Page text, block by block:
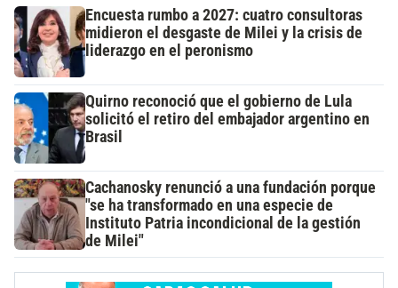
Encuesta rumbo a 2027: cuatro consultoras
midieron el desgaste de Milei y la crisis de
liderazgo en el peronismo
Quirno reconoció que el gobierno de Lula
solicitó el retiro del embajador argentino en
Brasil
Cachanosky renunció a una fundación porque
"se ha transformado en una especie de
Instituto Patria incondicional de la gestión
de Milei"